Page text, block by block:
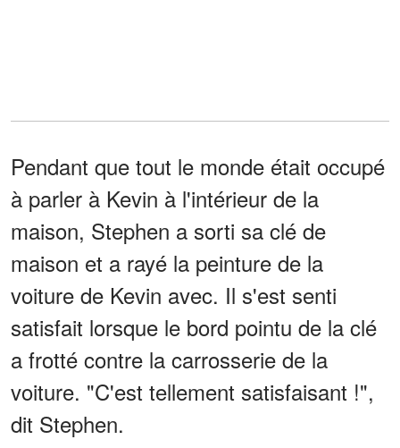
Pendant que tout le monde était occupé
à parler à Kevin à l'intérieur de la
maison, Stephen a sorti sa clé de
maison et a rayé la peinture de la
voiture de Kevin avec. Il s'est senti
satisfait lorsque le bord pointu de la clé
a frotté contre la carrosserie de la
voiture. "C'est tellement satisfaisant !",
dit Stephen.